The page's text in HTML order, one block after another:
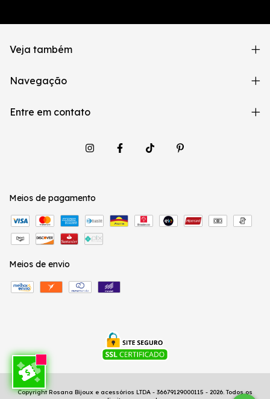
Veja também
Navegação
Entre em contato
Meios de pagamento
Meios de envio
Copyright Rosana Bijoux e acessórios LTDA - 36679129000115 - 2026. Todos os